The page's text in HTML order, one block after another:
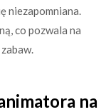
niezapomniana.
co pozwala na
na